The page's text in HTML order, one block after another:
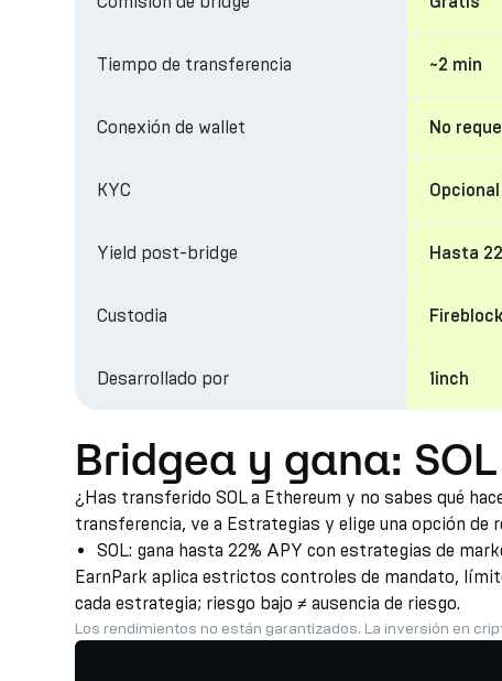
Tiempo de transferencia ~2 min
Conexión de wallet No
KYC
Yield post-bridge Hasta
Custodia
Desarrollado por 1inch
Bridgea y gana:
¿Has transferido SOL a Ethereum y no sabes qué
transferencia, ve a Estrategias y elige una opción de
SOL: gana hasta 22% APY con estrategias de
EarnPark aplica estrictos controles de mandato,
cada estrategia; riesgo bajo ≠ ausencia de riesgo.
Los rendimientos no están garantizados. La inversión en